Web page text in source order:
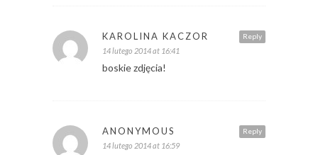
Reply
KAROLINA KACZOR
14 lutego 2014 at 16:41
boskie zdjęcia!
Reply
ANONYMOUS
14 lutego 2014 at 16:59